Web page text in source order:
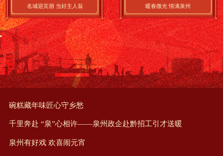
名城迎宾朋 当好主人翁 暖春微光 情满泉州
碗糕藏年味匠心守乡愁
千里奔赴 “泉”心相许——泉州政企赴黔招工引才送暖
泉州有好戏 欢喜闹元宵